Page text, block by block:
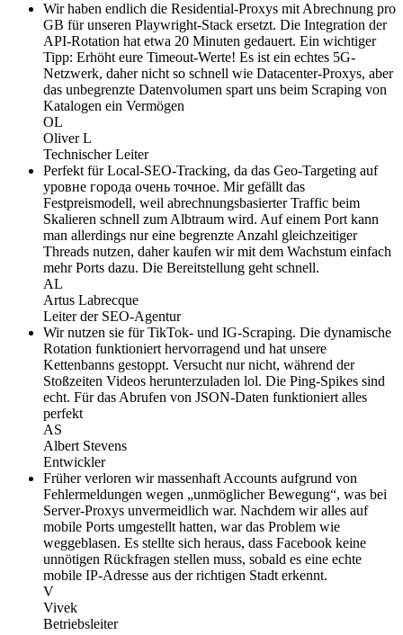
Wir haben endlich die Residential-Proxys mit Abrechnung pro
GB für unseren Playwright-Stack ersetzt. Die Integration der
API-Rotation hat etwa 20 Minuten gedauert. Ein wichtiger
Tipp: Erhöht eure Timeout-Werte! Es ist ein echtes 5G-
Netzwerk, daher nicht so schnell wie Datacenter-Proxys, aber
das unbegrenzte Datenvolumen spart uns beim Scraping von
Katalogen ein Vermögen
OL
Oliver L
Technischer Leiter
Perfekt für Local-SEO-Tracking, da das Geo-Targeting auf
уровне города очень точное. Mir gefällt das
Festpreismodell, weil abrechnungsbasierter Traffic beim
Skalieren schnell zum Albtraum wird. Auf einem Port kann
man allerdings nur eine begrenzte Anzahl gleichzeitiger
Threads nutzen, daher kaufen wir mit dem Wachstum einfach
mehr Ports dazu. Die Bereitstellung geht schnell.
AL
Artus Labrecque
Leiter der SEO-Agentur
Wir nutzen sie für TikTok- und IG-Scraping. Die dynamische
Rotation funktioniert hervorragend und hat unsere
Kettenbanns gestoppt. Versucht nur nicht, während der
Stoßzeiten Videos herunterzuladen lol. Die Ping-Spikes sind
echt. Für das Abrufen von JSON-Daten funktioniert alles
perfekt
AS
Albert Stevens
Entwickler
Früher verloren wir massenhaft Accounts aufgrund von
Fehlermeldungen wegen „unmöglicher Bewegung“, was bei
Server-Proxys unvermeidlich war. Nachdem wir alles auf
mobile Ports umgestellt hatten, war das Problem wie
weggeblasen. Es stellte sich heraus, dass Facebook keine
unnötigen Rückfragen stellen muss, sobald es eine echte
mobile IP-Adresse aus der richtigen Stadt erkennt.
V
Vivek
Betriebsleiter